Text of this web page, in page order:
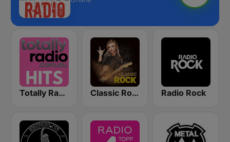
Totally Radio Hits Classic Rock Station Radio Rock